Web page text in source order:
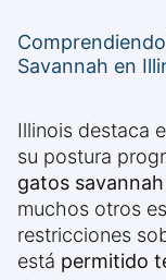
Savannah en
Illinois destaca
su postura
gatos
muchos otros
restricciones
está permitido